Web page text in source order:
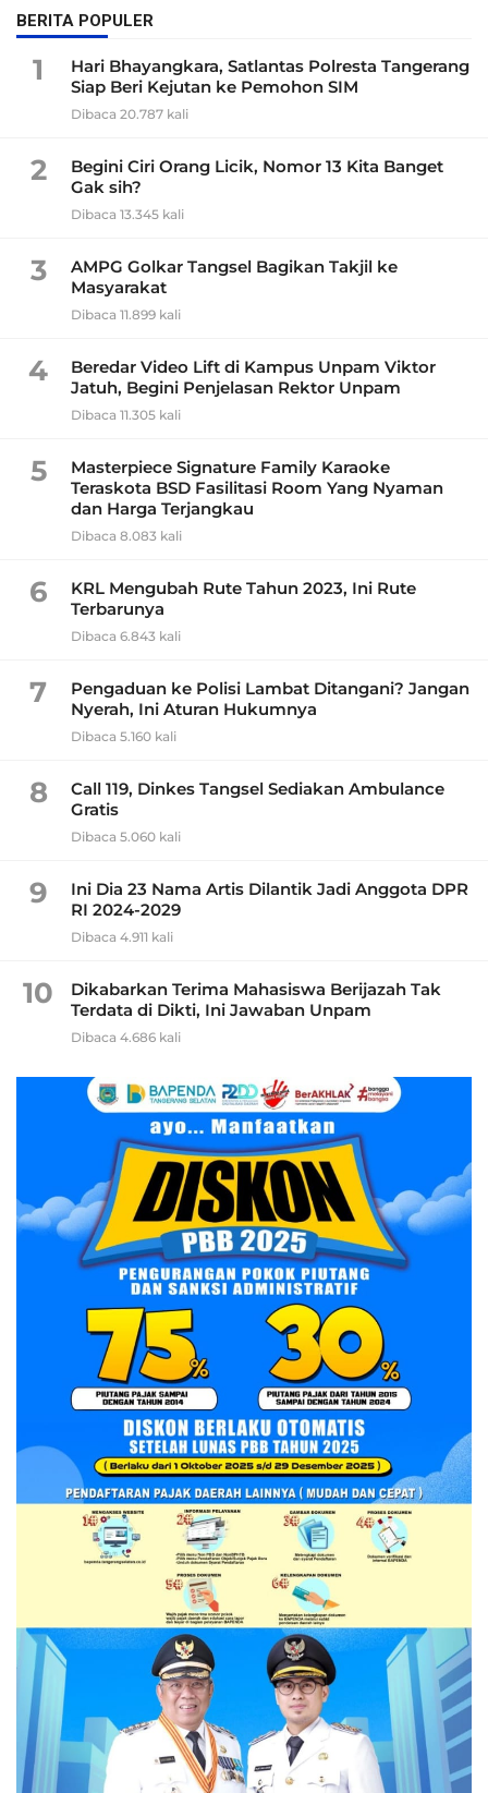
BERITA POPULER
1
Hari Bhayangkara, Satlantas Polresta Tangerang
Siap Beri Kejutan ke Pemohon SIM
Dibaca 20.787 kali
2
Begini Ciri Orang Licik, Nomor 13 Kita Banget
Gak sih?
Dibaca 13.345 kali
3
AMPG Golkar Tangsel Bagikan Takjil ke
Masyarakat
Dibaca 11.899 kali
4
Beredar Video Lift di Kampus Unpam Viktor
Jatuh, Begini Penjelasan Rektor Unpam
Dibaca 11.305 kali
5
Masterpiece Signature Family Karaoke
Teraskota BSD Fasilitasi Room Yang Nyaman
dan Harga Terjangkau
Dibaca 8.083 kali
6
KRL Mengubah Rute Tahun 2023, Ini Rute
Terbarunya
Dibaca 6.843 kali
7
Pengaduan ke Polisi Lambat Ditangani? Jangan
Nyerah, Ini Aturan Hukumnya
Dibaca 5.160 kali
8
Call 119, Dinkes Tangsel Sediakan Ambulance
Gratis
Dibaca 5.060 kali
9
Ini Dia 23 Nama Artis Dilantik Jadi Anggota DPR
RI 2024-2029
Dibaca 4.911 kali
10
Dikabarkan Terima Mahasiswa Berijazah Tak
Terdata di Dikti, Ini Jawaban Unpam
Dibaca 4.686 kali